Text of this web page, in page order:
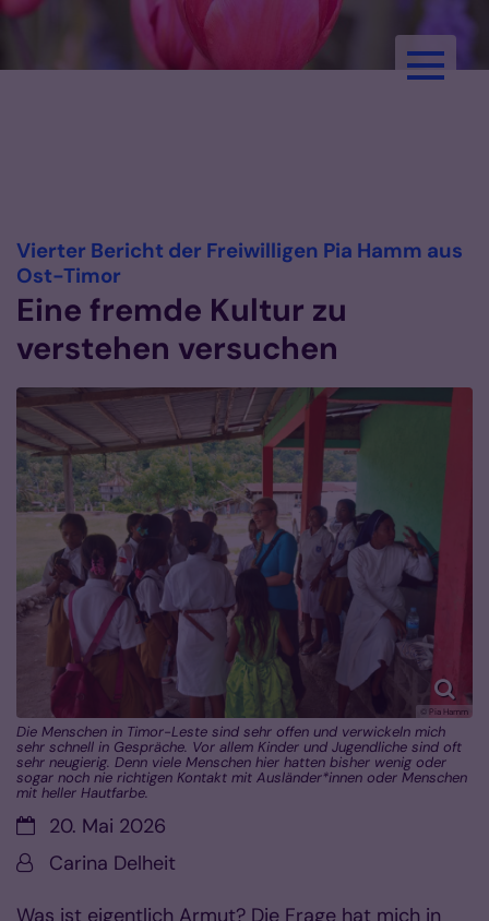
Zum Inhalt springen
Vierter Bericht der Freiwilligen Pia Hamm aus
Ost-Timor
Eine fremde Kultur zu
verstehen versuchen
© Pia Hamm
Die Menschen in Timor-Leste sind sehr offen und verwickeln mich
sehr schnell in Gespräche. Vor allem Kinder und Jugendliche sind oft
sehr neugierig. Denn viele Menschen hier hatten bisher wenig oder
sogar noch nie richtigen Kontakt mit Ausländer*innen oder Menschen
mit heller Hautfarbe.
Datum:20. Mai 2026
Von:Carina Delheit
Was ist eigentlich Armut? Die Frage hat mich in